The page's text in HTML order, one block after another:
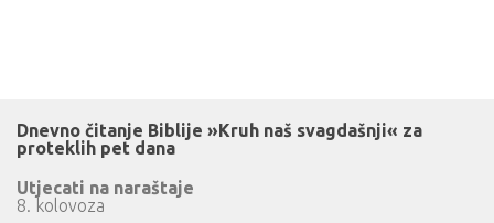
Dnevno čitanje Biblije »Kruh naš svagdašnji« za
proteklih pet dana
Utjecati na naraštaje
8. kolovoza